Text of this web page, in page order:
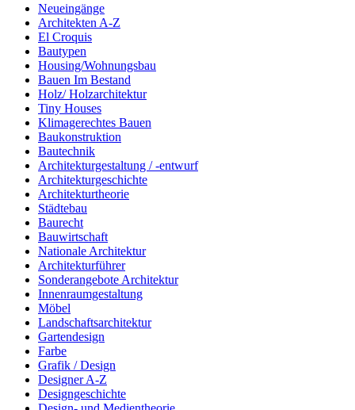
Neueingänge
Architekten A-Z
El Croquis
Bautypen
Housing/Wohnungsbau
Bauen Im Bestand
Holz/ Holzarchitektur
Tiny Houses
Klimagerechtes Bauen
Baukonstruktion
Bautechnik
Architekturgestaltung / -entwurf
Architekturgeschichte
Architekturtheorie
Städtebau
Baurecht
Bauwirtschaft
Nationale Architektur
Architekturführer
Sonderangebote Architektur
Innenraumgestaltung
Möbel
Landschaftsarchitektur
Gartendesign
Farbe
Grafik / Design
Designer A-Z
Designgeschichte